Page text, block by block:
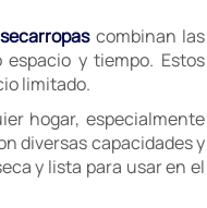
combinan las
y tiempo. Estos
limitado.
hogar, especialmente
diversas capacidades y
y lista para usar en el